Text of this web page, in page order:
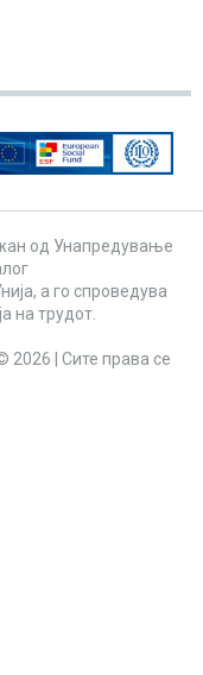
од Унапредување
а го спроведува
на трудот.
2026 | Сите права се